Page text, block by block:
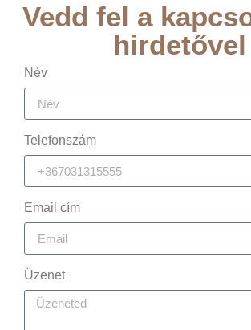
Vedd fel a
hirdetővel
Név
Telefonszám
Email cím
Üzenet